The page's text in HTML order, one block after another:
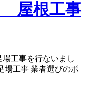
屋根工事
工事を行ないまし
工事 業者選びのポ